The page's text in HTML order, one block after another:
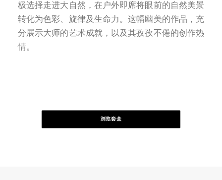
极选择走进大自然，在户外即席将眼前的自然美景
转化为色彩、旋律及生命力。这幅幽美的作品，充
分展示大师的艺术成就，以及其孜孜不倦的创作热
情。
浏览套盒